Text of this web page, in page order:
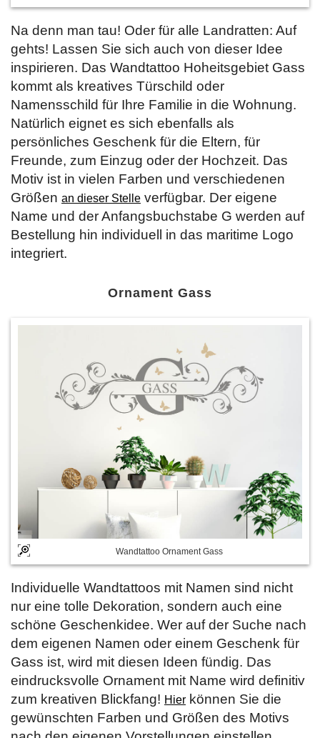
Na denn man tau! Oder für alle Landratten: Auf
gehts! Lassen Sie sich auch von dieser Idee
inspirieren. Das Wandtattoo Hoheitsgebiet Gass
kommt als kreatives Türschild oder
Namensschild für Ihre Familie in die Wohnung.
Natürlich eignet es sich ebenfalls als
persönliches Geschenk für die Eltern, für
Freunde, zum Einzug oder der Hochzeit. Das
Motiv ist in vielen Farben und verschiedenen
Größen an dieser Stelle verfügbar. Der eigene
Name und der Anfangsbuchstabe G werden auf
Bestellung hin individuell in das maritime Logo
integriert.
Ornament Gass
Wandtattoo Ornament Gass
Individuelle Wandtattoos mit Namen sind nicht
nur eine tolle Dekoration, sondern auch eine
schöne Geschenkidee. Wer auf der Suche nach
dem eigenen Namen oder einem Geschenk für
Gass ist, wird mit diesen Ideen fündig. Das
eindrucksvolle Ornament mit Name wird definitiv
zum kreativen Blickfang! Hier können Sie die
gewünschten Farben und Größen des Motivs